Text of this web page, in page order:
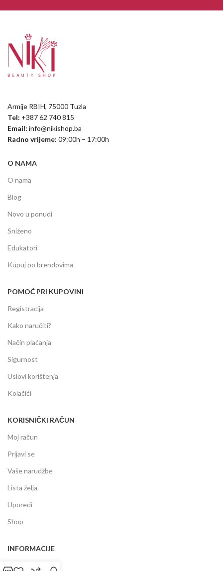
Armije RBIH, 75000 Tuzla
Tel: +387 62 740 815
Email: info@nikishop.ba
Radno vrijeme: 09:00h – 17:00h
O NAMA
O nama
Blog
Novo u ponudi
Sniženo
Edukatori
Kupuj po brendovima
POMOĆ PRI KUPOVINI
Registracija
Kako naručiti?
Način plaćanja
Sigurnost
Uslovi korištenja
Kolačići
KORISNIČKI RAČUN
Moj račun
Prijavi se
Vaše narudžbe
Lista želja
Uporedi
Shop
INFORMACIJE
Prodajni centar